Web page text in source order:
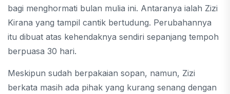
bagi menghormati bulan mulia ini. Antaranya ialah Zizi
Kirana yang tampil cantik bertudung. Perubahannya
itu dibuat atas kehendaknya sendiri sepanjang tempoh
berpuasa 30 hari.
Meskipun sudah berpakaian sopan, namun, Zizi
berkata masih ada pihak yang kurang senang dengan